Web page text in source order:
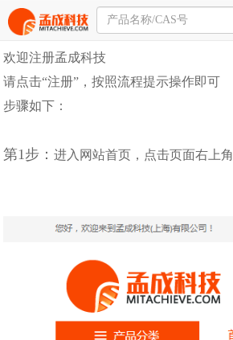
会员注册
欢迎注册孟成科技
请点击“注册”，按照流程提示操作即可
步骤如下：
第1步：进入网站首页，点击页面右上角